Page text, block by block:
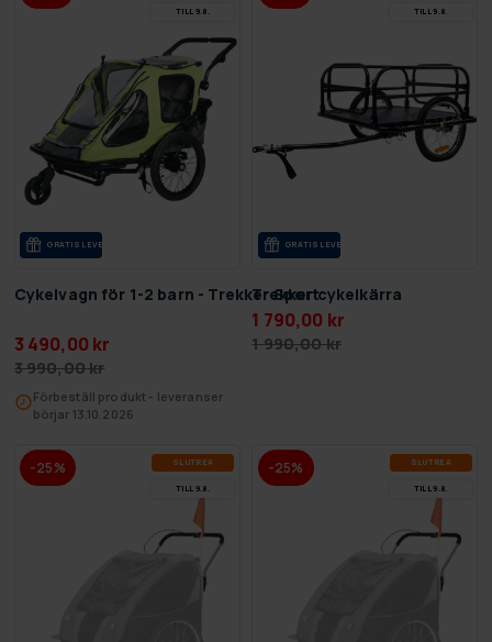
TILL 9.8.
GRA­TIS LE­VE­RANS
Cykelvagn för 1-2 barn - Trekker Sport
3 490,00 kr
3 990,00 kr
Förbeställ produkt - leveranser
börjar 13.10.2026
TILL 9.8.
GRA­TIS LE­VE­RANS
Trekker cykelkärra
1 790,00 kr
1 990,00 kr
-25% SLUT­REA
TILL 9.8.
-25% SLUT­REA
TILL 9.8.